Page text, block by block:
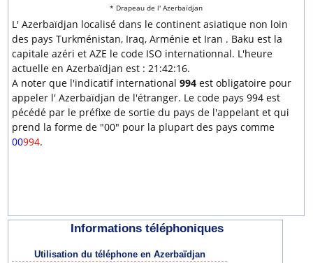
* Drapeau de l' Azerbaïdjan
L' Azerbaïdjan localisé dans le continent asiatique non loin
des pays Turkménistan, Iraq, Arménie et Iran . Baku est la
capitale azéri et AZE le code ISO internationnal. L'heure
actuelle en Azerbaïdjan est : 21:42:16.
A noter que l'indicatif international994 est obligatoire pour
appeler l' Azerbaïdjan de l'étranger. Le code pays 994 est
pécédé par le préfixe de sortie du pays de l'appelant et qui
prend la forme de "00" pour la plupart des pays comme
00994.
Informations téléphoniques
Utilisation du téléphone en Azerbaïdjan